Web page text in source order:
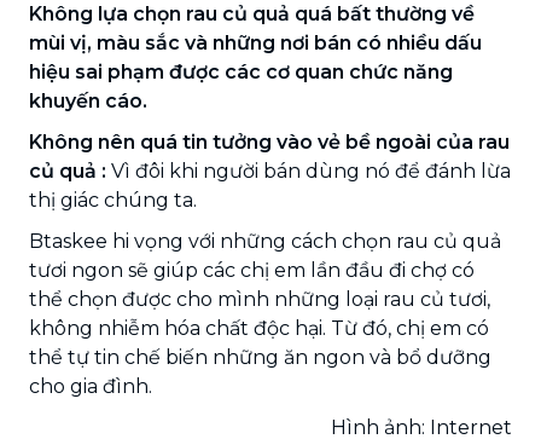
Không lựa chọn rau củ quả quá bất thường về
mùi vị, màu sắc và những nơi bán có nhiều dấu
hiệu sai phạm được các cơ quan chức năng
khuyến cáo.
Không nên quá tin tưởng vào vẻ bề ngoài của rau
củ quả : Vì đôi khi người bán dùng nó để đánh lừa
thị giác chúng ta.
Btaskee hi vọng với những cách chọn rau củ quả
tươi ngon sẽ giúp các chị em lần đầu đi chợ có
thể chọn được cho mình những loại rau củ tươi,
không nhiễm hóa chất độc hại. Từ đó, chị em có
thể tự tin chế biến những ăn ngon và bổ dưỡng
cho gia đình.
Hình ảnh: Internet